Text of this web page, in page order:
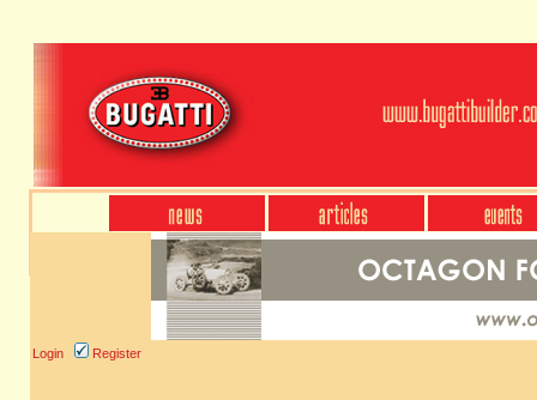
Login Register